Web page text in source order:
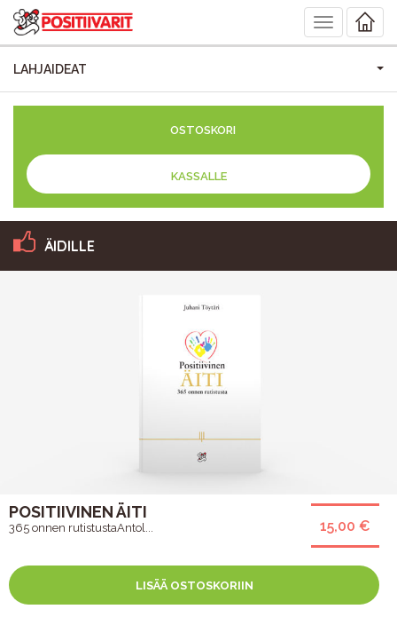
Toggle
navigation
LAHJAIDEAT
OSTOSKORI
KASSALLE
ÄIDILLE
15,00 €
POSITIIVINEN ÄITI
365 onnen rutistustaAntol...
LISÄÄ OSTOSKORIIN